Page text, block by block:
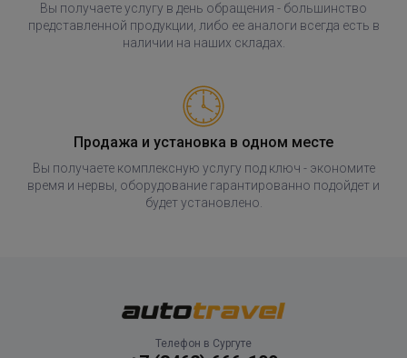
Вы получаете услугу в день обращения - большинство
представленной продукции, либо ее аналоги всегда есть в
наличии на наших складах.
Продажа и установка в одном месте
Вы получаете комплексную услугу под ключ - экономите
время и нервы, оборудование гарантированно подойдет и
будет установлено.
Телефон в Сургуте